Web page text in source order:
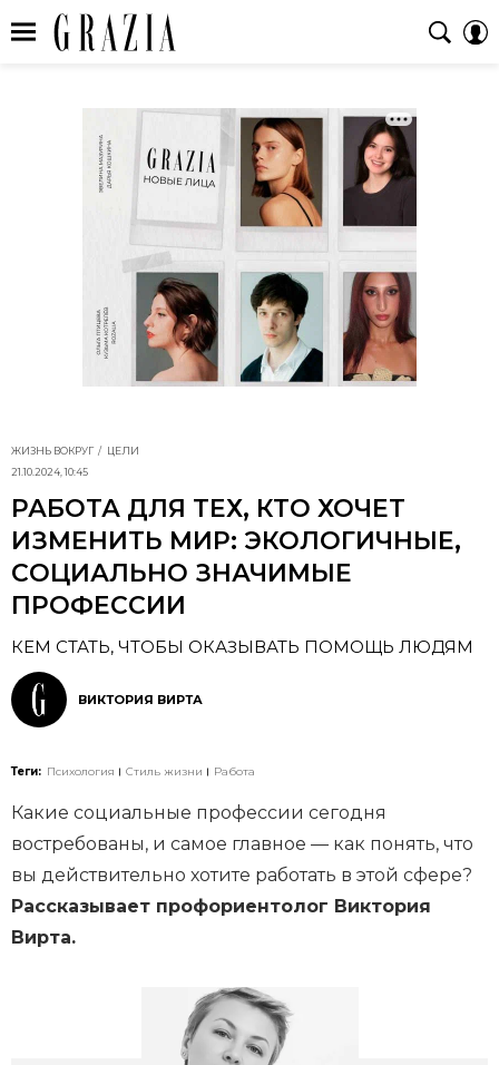
ЖИЗНЬ ВОКРУГ
ЦЕЛИ
21.10.2024, 10:45
РАБОТА ДЛЯ ТЕХ, КТО ХОЧЕТ
ИЗМЕНИТЬ МИР: ЭКОЛОГИЧНЫЕ,
СОЦИАЛЬНО ЗНАЧИМЫЕ
ПРОФЕССИИ
КЕМ СТАТЬ, ЧТОБЫ ОКАЗЫВАТЬ ПОМОЩЬ ЛЮДЯМ
ВИКТОРИЯ ВИРТА
Теги: Психология Стиль жизни Работа
Какие социальные профессии сегодня
востребованы, и самое главное — как понять, что
вы действительно хотите работать в этой сфере?
Рассказывает профориентолог Виктория
Вирта.